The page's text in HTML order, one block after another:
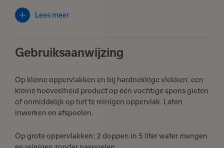
meer.
Lees meer
Gebruiksaanwijzing
Op kleine oppervlakken en bij hardnekkige vlekken: een
kleine hoeveelheid product op een vochtige spons gieten
of onmiddelijk op het te reinigen oppervlak. Laten
inwerken en afspoelen.
Op grote oppervlakken: 2 doppen in 5 liter water mengen